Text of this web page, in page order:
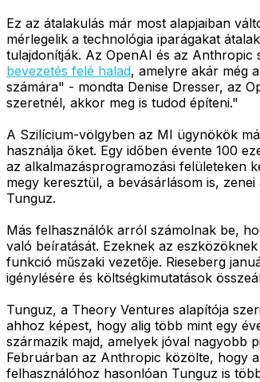
Ez az átalakulás már most alapjaiban
mérlegelik a technológia iparágakat
tulajdonítják. Az OpenAI és az
bevezetés felé halad, amelyre akár még
számára" - mondta Denise Dresser, az
szeretnél, akkor meg is tudod építeni."
A Szilícium-völgyben az MI ügynökök
használja őket. Egy időben évente 100
az alkalmazásprogramozási felületeken
megy keresztül, a bevásárlásom is,
Tunguz.
Más felhasználók arról számolnak be,
való beíratását. Ezeknek az
funkció műszaki vezetője. Rieseberg
igénylésére és költségkimutatások
Tunguz, a Theory Ventures alapítója
ahhoz képest, hogy alig több mint egy
származik majd, amelyek jóval nagyobb
Februárban az Anthropic közölte, hogy
felhasználóhoz hasonlóan Tunguz is